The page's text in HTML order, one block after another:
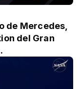
de Mercedes,
del Gran